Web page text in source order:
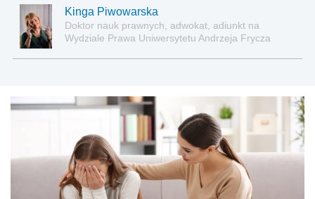
Kinga Piwowarska
Doktor nauk prawnych, adwokat, adiunkt na
Wydziale Prawa Uniwersytetu Andrzeja Frycza
administracyjnoprawnych aspektach związanych z
pracą i pomocą socjalną.